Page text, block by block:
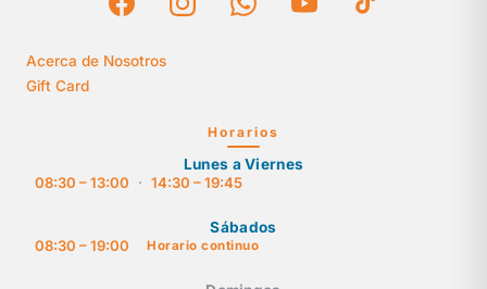
Acerca de Nosotros
Gift Card
Horarios
Lunes a Viernes
08:30 – 13:00
· 14:30 – 19:45
Sábados
08:30 – 19:00
Horario continuo